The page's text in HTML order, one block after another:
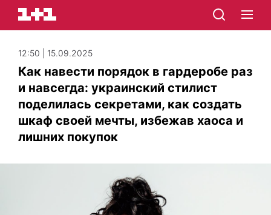
12:50 | 15.09.2025
Как навести порядок в гардеробе раз
и навсегда: украинский стилист
поделилась секретами, как создать
шкаф своей мечты, избежав хаоса и
лишних покупок